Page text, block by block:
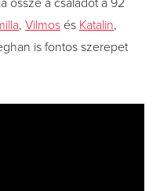
össze a családot a 92
, Vilmos és Katalin,
is fontos szerepet